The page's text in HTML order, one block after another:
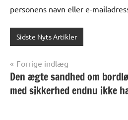
personens navn eller e-
Sidste Nyts Artikler
Indlægsnavigation
Forrige indlæg
Den ægte sandhed om
med sikkerhed endnu ikke